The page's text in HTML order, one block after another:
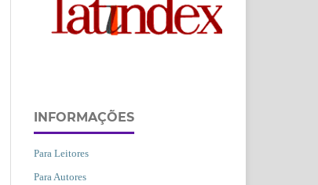
INFORMAÇÕES
Para Leitores
Para Autores